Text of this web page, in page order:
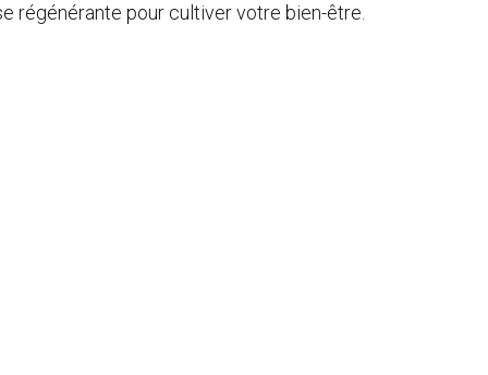
régénérante pour cultiver votre bien-être.